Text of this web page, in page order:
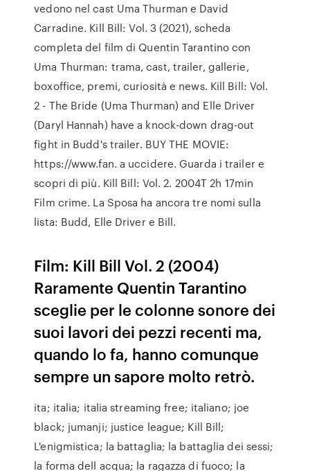
vedono nel cast Uma Thurman e David
Carradine. Kill Bill: Vol. 3 (2021), scheda
completa del film di Quentin Tarantino con
Uma Thurman: trama, cast, trailer, gallerie,
boxoffice, premi, curiosità e news. Kill Bill: Vol.
2 - The Bride (Uma Thurman) and Elle Driver
(Daryl Hannah) have a knock-down drag-out
fight in Budd's trailer. BUY THE MOVIE:
https://www.fan. a uccidere. Guarda i trailer e
scopri di più. Kill Bill: Vol. 2. 2004T 2h 17min
Film crime. La Sposa ha ancora tre nomi sulla
lista: Budd, Elle Driver e Bill.
Film: Kill Bill Vol. 2 (2004)
Raramente Quentin Tarantino
sceglie per le colonne sonore dei
suoi lavori dei pezzi recenti ma,
quando lo fa, hanno comunque
sempre un sapore molto retrò.
ita; italia; italia streaming free; italiano; joe
black; jumanji; justice league; Kill Bill;
L'enigmistica; la battaglia; la battaglia dei sessi;
la forma dell acqua; la ragazza di fuoco; la